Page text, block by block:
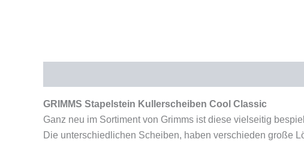
GRIMMS Stapelstein Kullerscheiben Cool Classic
Ganz neu im Sortiment von Grimms ist diese vielseitig
Die unterschiedlichen Scheiben, haben verschieden große